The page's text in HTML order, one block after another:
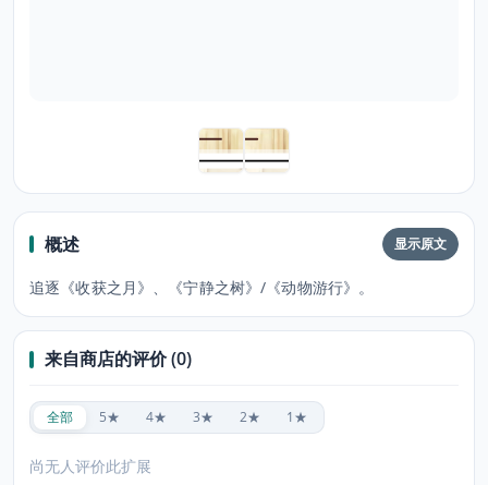
概述 显示原文
追逐《收获之月》、《宁静之树》/《动物游行》。
来自商店的评价 (0)
全部 5★ 4★ 3★ 2★ 1★
尚无人评价此扩展